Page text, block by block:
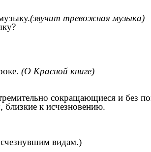
(звучит тревожная музыка)
(О Красной книге)
сокращающиеся и без
близкие к исчезновению.
видам.)